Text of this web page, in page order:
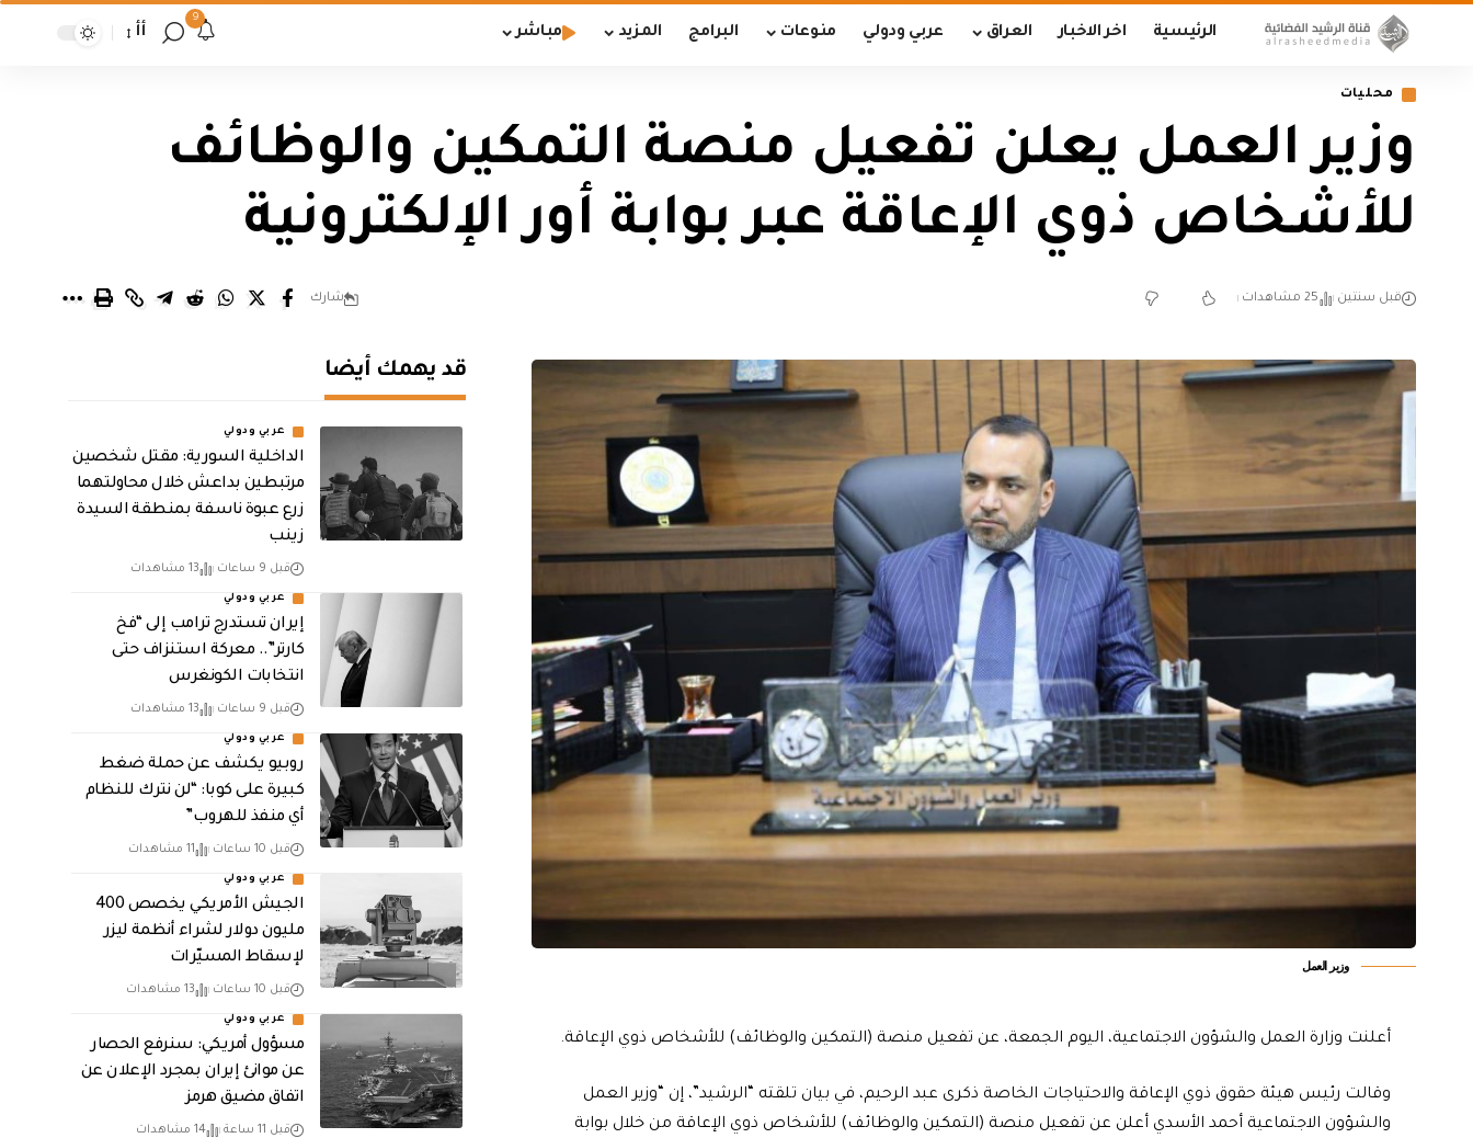
الرئيسية اخر الاخبار العراق عربي ودولي منوعات البرامج المزيد مباشر
9
أأ
محليات
وزير العمل يعلن تفعيل منصة التمكين والوظائف
للأشخاص ذوي الإعاقة عبر بوابة أور الإلكترونية
قبل سنتين 25 مشاهدات شارك
وزير العمل
أعلنت وزارة العمل والشؤون الاجتماعية، اليوم الجمعة، عن تفعيل منصة (التمكين والوظائف) للأشخاص ذوي الإعاقة.
وقالت رئيس هيئة حقوق ذوي الإعاقة والاحتياجات الخاصة ذكرى عبد الرحيم، في بيان تلقته “الرشيد”، إن “وزير العمل
والشؤون الاجتماعية أحمد الأسدي أعلن عن تفعيل منصة (التمكين والوظائف) للأشخاص ذوي الإعاقة من خلال بوابة
قد يهمك أيضا
عربي ودولي
الداخلية السورية: مقتل شخصين
مرتبطين بداعش خلال محاولتهما
زرع عبوة ناسفة بمنطقة السيدة
زينب
قبل 9 ساعات 13 مشاهدات
عربي ودولي
إيران تستدرج ترامب إلى “فخ
كارتر”.. معركة استنزاف حتى
انتخابات الكونغرس
قبل 9 ساعات 13 مشاهدات
عربي ودولي
روبيو يكشف عن حملة ضغط
كبيرة على كوبا: “لن نترك للنظام
أي منفذ للهروب”
قبل 10 ساعات 11 مشاهدات
عربي ودولي
الجيش الأمريكي يخصص 400
مليون دولار لشراء أنظمة ليزر
لإسقاط المسيّرات
قبل 10 ساعات 13 مشاهدات
عربي ودولي
مسؤول أمريكي: سنرفع الحصار
عن موانئ إيران بمجرد الإعلان عن
اتفاق مضيق هرمز
قبل 11 ساعة 14 مشاهدات